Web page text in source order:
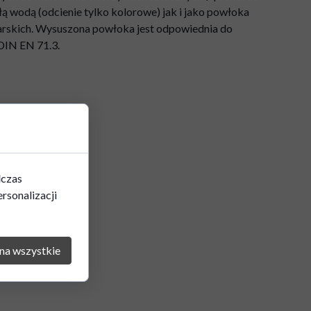
wodą (odcienie tylko kolorowe) jak i jako powłoka
Wysuszona powłoka jest odpowiednia do
EN 71.3.
i
wszystkie